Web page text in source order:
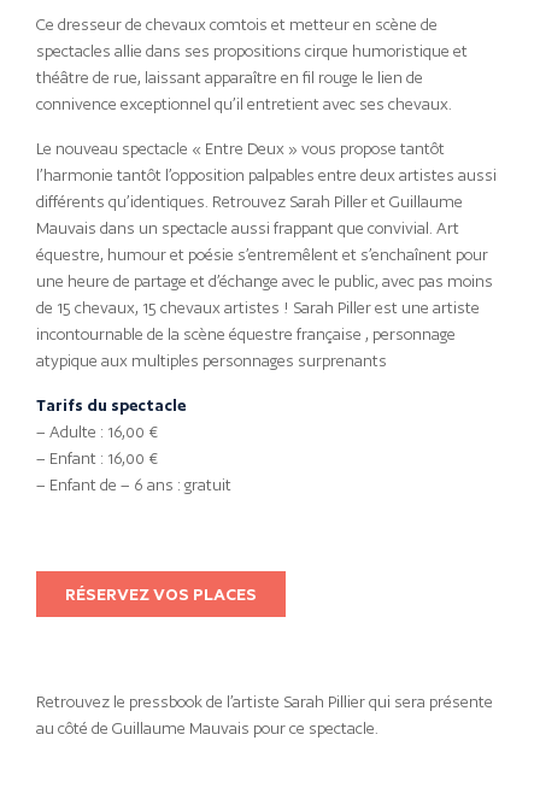
Ce dresseur de chevaux comtois et metteur en scène de
spectacles allie dans ses propositions cirque humoristique et
théâtre de rue, laissant apparaître en fil rouge le lien de
connivence exceptionnel qu’il entretient avec ses chevaux.
Le nouveau spectacle « Entre Deux » vous propose tantôt
l’harmonie tantôt l’opposition palpables entre deux artistes aussi
différents qu’identiques. Retrouvez Sarah Piller et Guillaume
Mauvais dans un spectacle aussi frappant que convivial. Art
équestre, humour et poésie s’entremêlent et s’enchaînent pour
une heure de partage et d’échange avec le public, avec pas moins
de 15 chevaux, 15 chevaux artistes ! Sarah Piller est une artiste
incontournable de la scène équestre française , personnage
atypique aux multiples personnages surprenants
Tarifs du spectacle
– Adulte : 16,00 €
– Enfant : 16,00 €
– Enfant de – 6 ans : gratuit
RÉSERVEZ VOS PLACES
Retrouvez le pressbook de l’artiste Sarah Pillier qui sera présente
au côté de Guillaume Mauvais pour ce spectacle.